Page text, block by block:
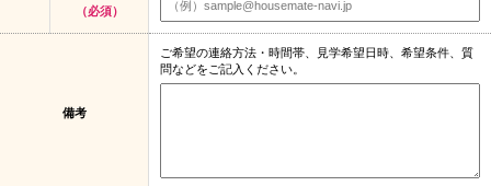
（必須）
備考
ご希望の連絡方法・時間帯、見学希望日時、希望条件、質
問などをご記入ください。